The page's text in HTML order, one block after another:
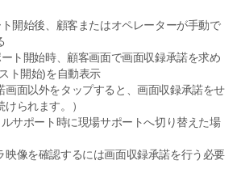
開始後、顧客またはオペレーターが手動で
ト開始時、顧客画面で画面収録承諾を求め
ト開始)を自動表示
以外をタップすると、画面収録承諾をせ
られます。）
サポート時に現場サポートへ切り替えた場
するには画面収録承諾を行う必要